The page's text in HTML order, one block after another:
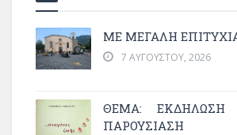
ΜΕ ΜΕΓΆΛΗ
7 ΑΥΓΟΎΣΤΟΥ, 2026
ΘΈΜΑ: ΕΚΔΉΛΩΣΗ
ΠΑΡΟΥΣΊΑΣΗ